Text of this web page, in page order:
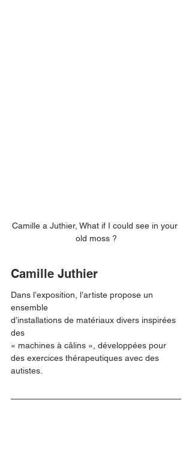
Camille a Juthier, What if I could see in your
old moss ?
Camille Juthier
Dans l’exposition, l’artiste propose un
ensemble
d’installations de matériaux divers inspirées
des
« machines à câlins », développées pour
des exercices thérapeutiques avec des
autistes.